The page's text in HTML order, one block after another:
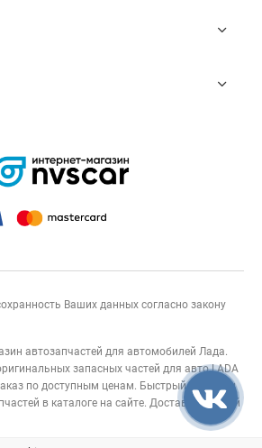
Ваших данных согласно закону
автозапчастей для автомобилей Лада.
запасных частей для авто LADA
по доступным ценам. Быстрый подбор и
в каталоге на сайте. Доставка по всей